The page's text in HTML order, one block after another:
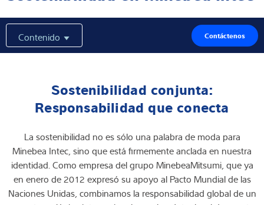
Experiencia y conocimientos
Sobre Nostros
Buscador de productos
Contenido Contáctenos
Sostenibilidad conjunta:
Responsabilidad que conecta
La sostenibilidad no es sólo una palabra de moda para
Minebea Intec, sino que está firmemente anclada en nuestra
identidad. Como empresa del grupo MinebeaMitsumi, que ya
en enero de 2012 expresó su apoyo al Pacto Mundial de las
Naciones Unidas, combinamos la responsabilidad global de un